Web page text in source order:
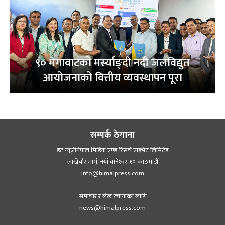
९० मेगावाटको मर्स्याङ्दी नदी जलविद्युत
आयोजनाको वित्तीय व्यवस्थापन पूरा
सम्पर्क ठेगाना
डट न्यूजीनेपाल मिडिया एण्ड रिसर्च प्राइभेट लिमिटेड
लाखेचौर मार्ग, नयाँ बानेश्‍वर-१० काठमाडौँ
info@himalpress.com
समाचार र लेख रचानाका लागि
news@himalpress.com